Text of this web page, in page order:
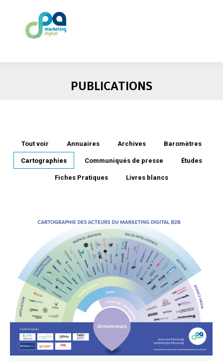
PUBLICATIONS
Tout voir Annuaires Archives Baromètres
Cartographies Communiqués de presse Études
Fiches Pratiques Livres blancs